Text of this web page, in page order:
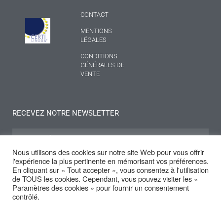
CONTACT
MENTIONS
LÉGALES
CONDITIONS
GÉNÉRALES DE
VENTE
RECEVEZ NOTRE NEWSLETTER
S'INSCRIRE
Nous utilisons des cookies sur notre site Web pour vous offrir
l'expérience la plus pertinente en mémorisant vos préférences.
En cliquant sur « Tout accepter », vous consentez à l'utilisation
de TOUS les cookies. Cependant, vous pouvez visiter les «
Paramètres des cookies » pour fournir un consentement
contrôlé.